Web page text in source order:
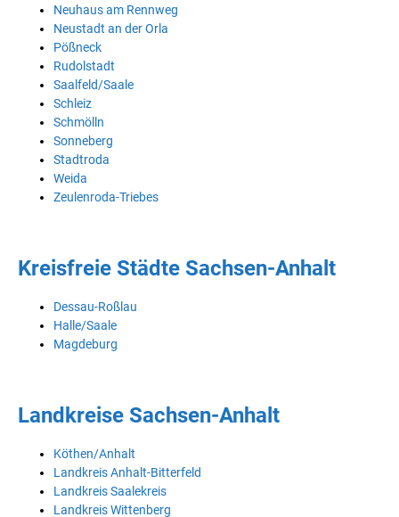
Neuhaus am Rennweg
Neustadt an der Orla
Pößneck
Rudolstadt
Saalfeld/Saale
Schleiz
Schmölln
Sonneberg
Stadtroda
Weida
Zeulenroda-Triebes
Kreisfreie Städte Sachsen-Anhalt
Dessau-Roßlau
Halle/Saale
Magdeburg
Landkreise Sachsen-Anhalt
Köthen/Anhalt
Landkreis Anhalt-Bitterfeld
Landkreis Saalekreis
Landkreis Wittenberg